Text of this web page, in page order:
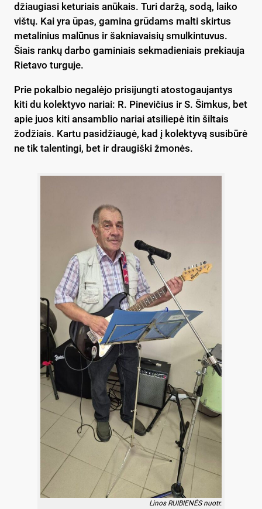
džiaugiasi keturiais anūkais. Turi daržą, sodą, laiko
vištų. Kai yra ūpas, gamina grūdams malti skirtus
metalinius malūnus ir šakniavaisių smulkintuvus.
Šiais rankų darbo gaminiais sekmadieniais prekiauja
Rietavo turguje.
Prie pokalbio negalėjo prisijungti atostogaujantys
kiti du kolektyvo nariai: R. Pinevičius ir S. Šimkus, bet
apie juos kiti ansamblio nariai atsiliepė itin šiltais
žodžiais. Kartu pasidžiaugė, kad į kolektyvą susibūrė
ne tik talentingi, bet ir draugiški žmonės.
Linos RUIBIENĖS nuotr.